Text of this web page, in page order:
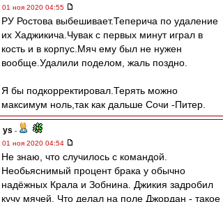
01 ноя 2020 04:55
РУ Ростова выбешивает.Теперича по удаление
их Хаджикича.Чувак с первых минут играл в
кость и в корпус.Мяч ему был не нужен
вообще.Удалили поделом, жаль поздно.
Я бы подкорректировал.Терять можно
максимум ноль,так как дальше Сочи -Питер.
ys -
01 ноя 2020 04:54
Не знаю, что случилось с командой.
Необьяснимый процент брака у обычно
надёжных Крала и Зобнина. Джикия задробил
кучу мячей. Что делал на поле Джордан - такое